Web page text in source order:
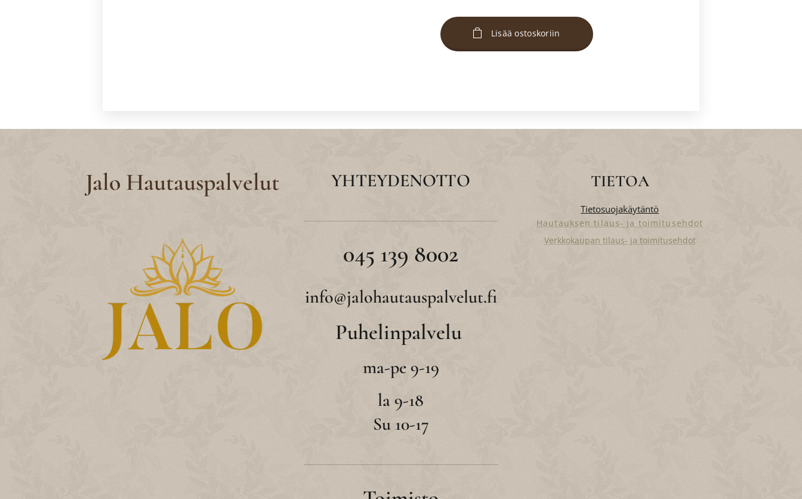
Lisää ostoskoriin
Jalo Hautauspalvelut YHTEYDENOTTO
045 139 8002
info@jalohautauspalvelut.fi
Puhelinpalvelu
ma-pe 9-19
la 9-18
Su 10-17
TIETOA
Tietosuojakäytäntö
Hautauksen tilaus- ja toimitusehdot
Verkkokaupan tilaus- ja toimitusehdot